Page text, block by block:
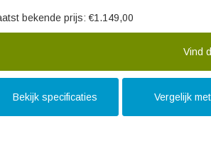
bewegingen. Dit maakt de DJI Air 2S Fly
landschappen en speciale
kun je objecten en personen volgen
creëren. Daarnaast biedt de drone ook
bekende prijs: €1.149,00
Vind
Bekijk specificaties Vergelijk